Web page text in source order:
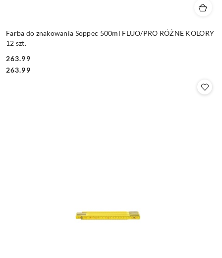
Farba do znakowania Soppec 500ml FLUO/PRO RÓŻNE KOLORY
12 szt.
Cena:
263.99
Cena:
263.99